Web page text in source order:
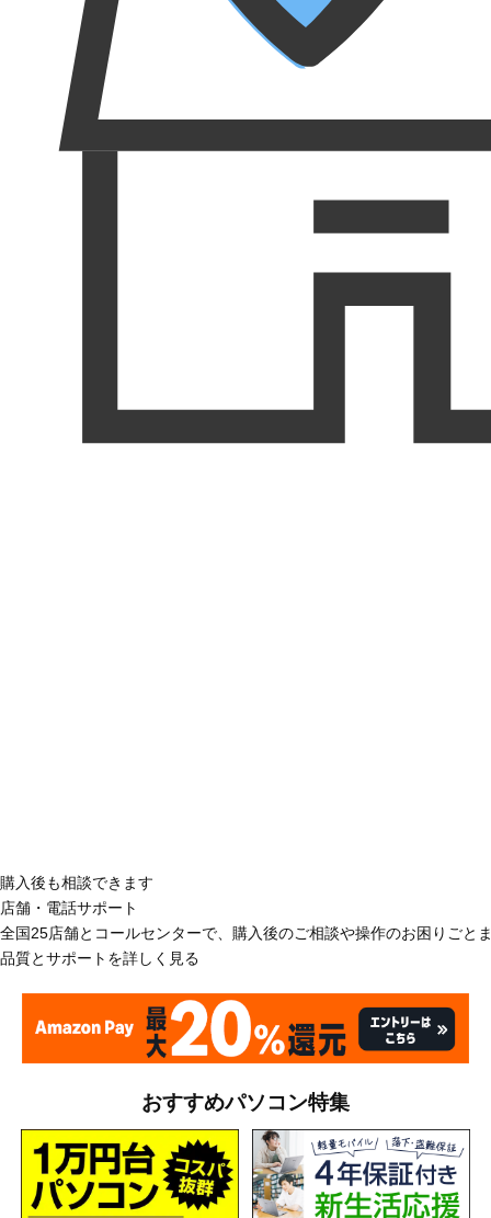
購入後も相談できます
店舗・電話サポート
全国25店舗とコールセンターで、購入後のご相談や操作のお困りごと
品質とサポートを詳しく見る
おすすめパソコン特集